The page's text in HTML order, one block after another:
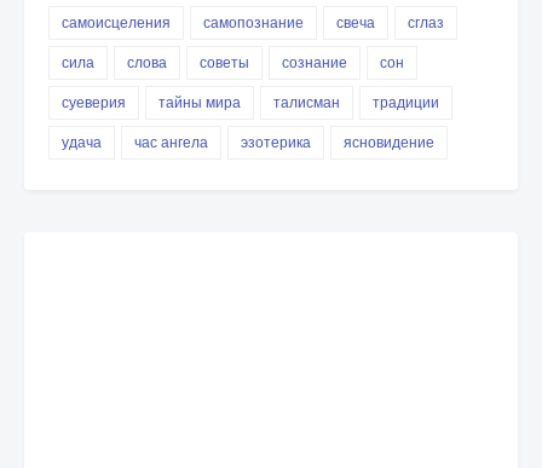
самоисцеления
самопознание свеча
сглаз
сила
слова советы сознание
сон
суеверия
тайны мира талисман
традиции
удача
час ангела эзотерика ясновидение